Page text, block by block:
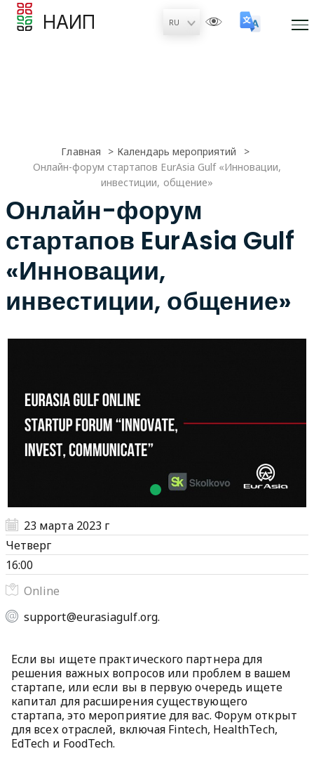
НАИП
Главная
Календарь мероприятий
Онлайн-форум стартапов EurAsia Gulf «Инновации,
инвестиции, общение»
Онлайн-форум
стартапов EurAsia Gulf
«Инновации,
инвестиции, общение»
23 марта 2023 г
Четверг
16:00
Online
support@eurasiagulf.org.
Если вы ищете практического партнера для
решения важных вопросов или проблем в вашем
стартапе, или если вы в первую очередь ищете
капитал для расширения существующего
стартапа, это мероприятие для вас. Форум открыт
для всех отраслей, включая Fintech, HealthTech,
EdTech и FoodTech.